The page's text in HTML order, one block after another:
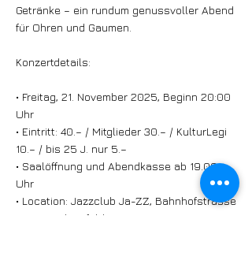
Getränke – ein rundum genussvoller Abend
für Ohren und Gaumen.
Konzertdetails:
• Freitag, 21. November 2025, Beginn 20:00
Uhr
• Eintritt: 40.– / Mitglieder 30.– / KulturLegi
10.– / bis 25 J. nur 5.–
• Saalöffnung und Abendkasse ab 19.00
Uhr
• Location: Jazzclub Ja-ZZ, Bahnhofstrasse
19, 4310 Rheinfelden (Eingang